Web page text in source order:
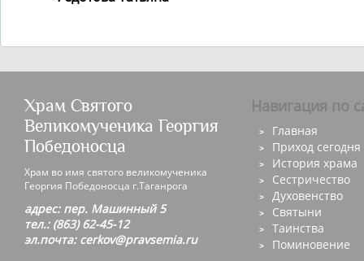
Храм Святого
Великомученика Георгия
Победоносца
Храм во имя святого великомученика
Георгия Победоносца г.Таганрога
адрес: пер. Машинный 5
тел.: (863) 62-45-12
эл.почта: cerkov@pravsemia.ru
Навигация по
Главная
Приход сегодня
История храма
Сестричество
Духовенство
Святыни
Таинства
Поминовение